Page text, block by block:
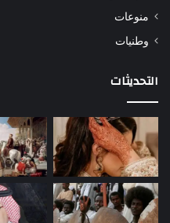
منوعات
وطنيات
التحديثات